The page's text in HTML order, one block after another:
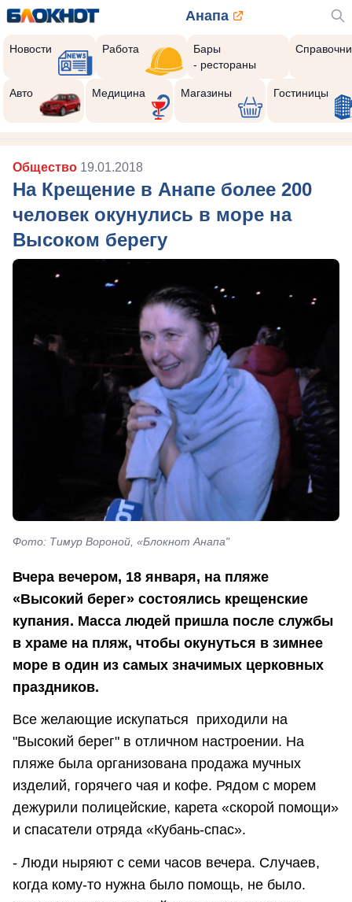
Анапа
Новости Работа
Бары
- рестораны
Авто Медицина Магазины Гостиницы
Общество 19.01.2018
На Крещение в Анапе более 200
человек окунулись в море на
Высоком берегу
Фото: Тимур Вороной, «Блокнот Анапа"
Вчера вечером, 18 января, на пляже
«Высокий берег» состоялись крещенские
купания. Масса людей пришла после службы
в храме на пляж, чтобы окунуться в зимнее
море в один из самых значимых церковных
праздников.
Все желающие искупаться приходили на
"Высокий берег" в отличном настроении. На
пляже была организована продажа мучных
изделий, горячего чая и кофе. Рядом с морем
дежурили полицейские, карета «скорой помощи»
и спасатели отряда «Кубань-спас».
- Люди ныряют с семи часов вечера. Случаев,
когда кому-то нужна было помощь, не было.